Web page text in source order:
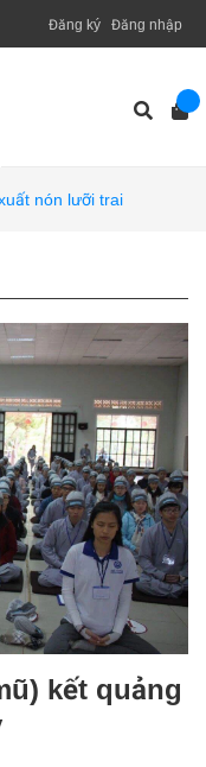
Đăng ký Đăng nhập
nón lưỡi trai
kết quảng